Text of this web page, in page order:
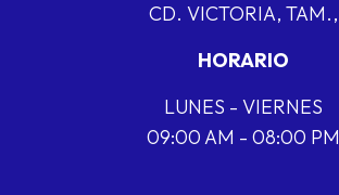
CD. VICTORIA, TAM.,
HORARIO
LUNES - VIERNES
09:00 AM - 08:00 PM